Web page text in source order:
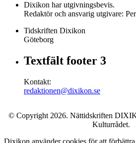
Dixikon har utgivningsbevis.
Redaktör och ansvarig utgivare:
Tidskriften Dixikon
Göteborg
Textfält footer 3
Kontakt:
redaktionen@dixikon.se
© Copyright 2026. Nättidskriften
Kulturrådet.